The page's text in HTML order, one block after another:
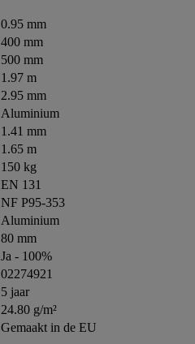
0.95 mm
400 mm
500 mm
1.97 m
2.95 mm
Aluminium
1.41 mm
1.65 m
150 kg
EN 131
NF P95-353
Aluminium
80 mm
Ja - 100%
02274921
5 jaar
24.80 g/m²
Gemaakt in de EU